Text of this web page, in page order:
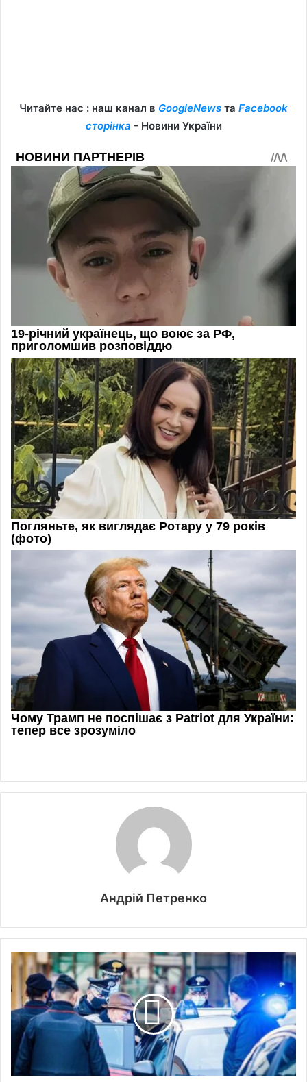
Читайте нас : наш канал в GoogleNews та Facebook
сторінка - Новини України
Андрій Петренко